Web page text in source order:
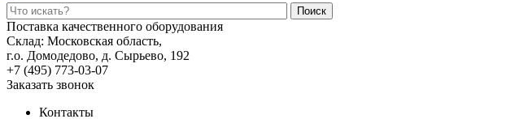
Поиск
Поставка качественного оборудования
Склад: Московская область,
г.о. Домодедово, д. Сырьево, 192
+7 (495) 773-03-07
Заказать звонок
Контакты